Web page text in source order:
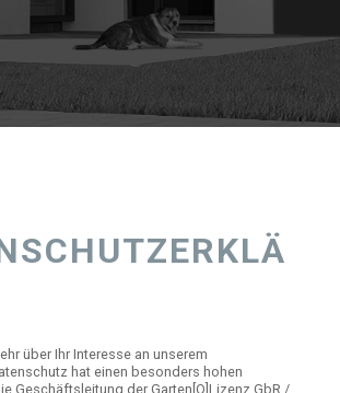
über Ihr Interesse an unserem
hat einen besonders hohen
Geschäftsleitung der Garten[Q]Lizenz GbR /